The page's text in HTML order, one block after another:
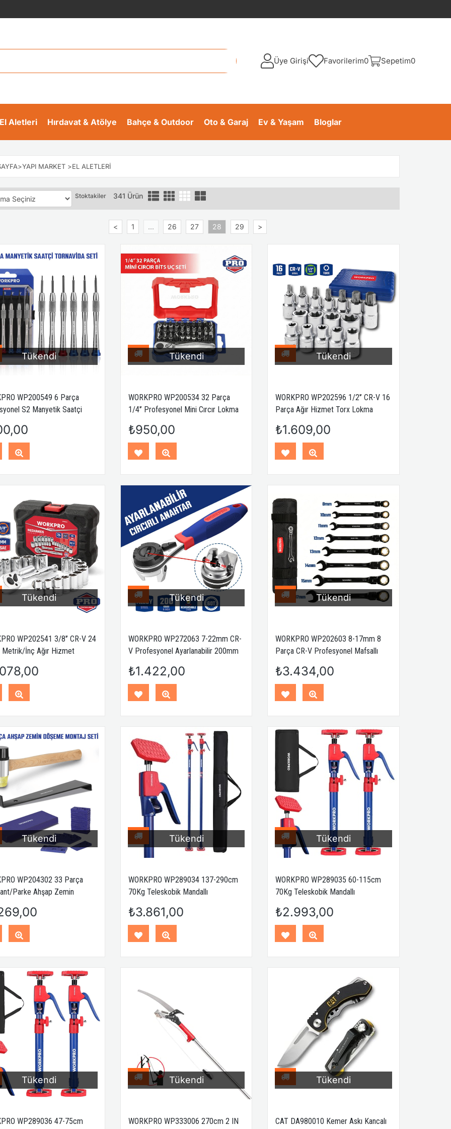
Üye Girişi Favorilerim0 Sepetim0
Aletleri Hırdavat & Atölye Bahçe & Outdoor Oto & Garaj Ev & Yaşam Bloglar
WP309008 32 Parça
Metrik Kılavuz ve Pafta
Diş Açma Seti
WORKPRO WP219008 5 Li 90MM
Kazıma Bıçağı Yedeği
₺196,00
>YAPI MARKET>EL ALETLERI
Stoktakiler 341 Ürün
< 1 ... 26 27 28 29 >
Tükendi
WP200549 6 Parça
S2 Manyetik Saatçi
Tükendi
WORKPRO WP200534 32 Parça
1/4'’ Profesyonel Mini Cırcır Lokma
₺950,00
Tükendi
WORKPRO WP202596 1/2'’ CR-V 16
Parça Ağır Hizmet Torx Lokma
₺1.609,00
Tükendi
WP202541 3/8'’ CR-V 24
Metrik/İnç Ağır Hizmet
Tükendi
WORKPRO WP272063 7-22mm CR-
V Profesyonel Ayarlanabilir 200mm
₺1.422,00
Tükendi
WORKPRO WP202603 8-17mm 8
Parça CR-V Profesyonel Mafsallı
Taşıma Kılıfı
₺3.434,00
Tükendi
WP204302 33 Parça
Parke Ahşap Zemin
Tükendi
WORKPRO WP289034 137-290cm
70Kg Teleskobik Mandallı
+ Taşıma Çantası
₺3.861,00
Tükendi
WORKPRO WP289035 60-115cm
70Kg Teleskobik Mandallı
+ Taşıma Çantası
₺2.993,00
Tükendi
WP289036 47-75cm
Tükendi
WORKPRO WP333006 270cm 2 IN
Tükendi
CAT DA980010 Kemer Askı Kancalı